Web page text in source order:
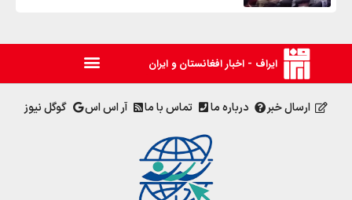
ایراف - اخبار افغانستان و ایران
ارسال خبر درباره ما تماس با ما آر اس اس گوگل نیوز